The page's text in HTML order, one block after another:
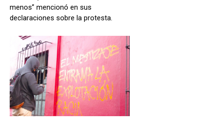
menos” mencionó en sus
declaraciones sobre la protesta.